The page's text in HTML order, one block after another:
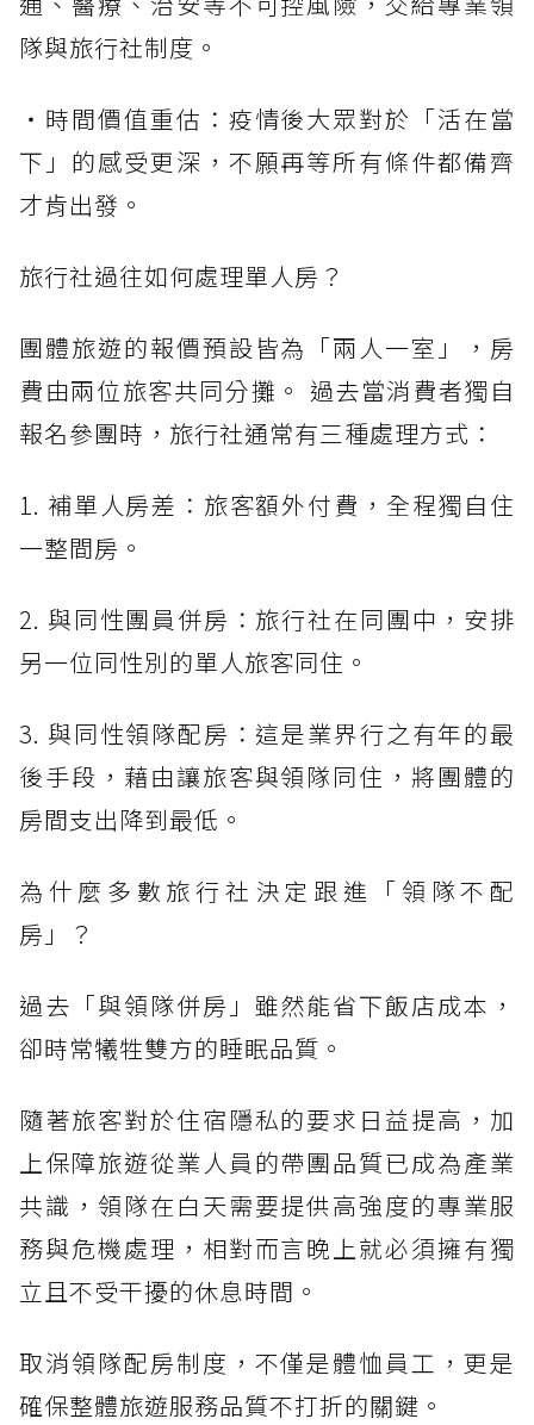
隊與旅行社制度。
・時間價值重估：疫情後大眾對於「活在當
下」的感受更深，不願再等所有條件都備齊
才肯出發。
旅行社過往如何處理單人房？
團體旅遊的報價預設皆為「兩人一室」，房
費由兩位旅客共同分攤。 過去當消費者獨自
報名參團時，旅行社通常有三種處理方式：
1. 補單人房差：旅客額外付費，全程獨自住
一整間房。
2. 與同性團員併房：旅行社在同團中，安排
另一位同性別的單人旅客同住。
3. 與同性領隊配房：這是業界行之有年的最
後手段，藉由讓旅客與領隊同住，將團體的
房間支出降到最低。
為什麼多數旅行社決定跟進「領隊不配
房」？
過去「與領隊併房」雖然能省下飯店成本，
卻時常犧牲雙方的睡眠品質。
隨著旅客對於住宿隱私的要求日益提高，加
上保障旅遊從業人員的帶團品質已成為產業
共識，領隊在白天需要提供高強度的專業服
務與危機處理，相對而言晚上就必須擁有獨
立且不受干擾的休息時間。
取消領隊配房制度，不僅是體恤員工，更是
確保整體旅遊服務品質不打折的關鍵。